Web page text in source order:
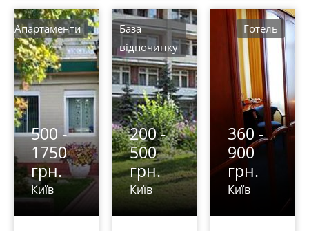
500 -
1750
грн.
Київ
Aпартаменти
200 -
500
грн.
Київ
База
відпочинку
360 -
900
грн.
Київ
Готель